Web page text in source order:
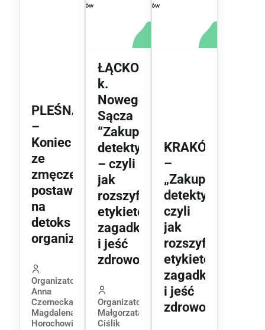
PLEŚNA
–
Koniec
ze
zmęczeniem,
postaw
na
detoks
organizmu!
Organizator:
Anna
Czernecka
Magdalena
Horochowik
ŁĄCKO
k.
Nowego
Sącza
“Zakupowy
detektyw”
– czyli
jak
rozszyfrować
etykietowe
zagadki
i jeść
zdrowo?
Organizator:
Małgorzata
Ciślik
KRAKÓW
–
„Zakupowy
detektyw”,
czyli
jak
rozszyfrować
etykietowe
zagadki
i jeść
zdrowo?